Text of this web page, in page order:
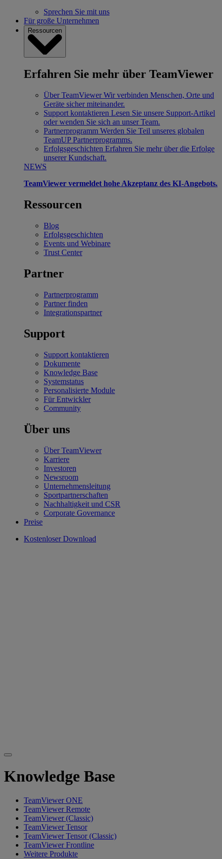
Sprechen Sie mit uns
Für große Unternehmen
Ressourcen
Erfahren Sie mehr über TeamViewer
Über TeamViewer Wir verbinden Menschen, Orte und
Geräte sicher miteinander.
Support kontaktieren Lesen Sie unsere Support-Artikel
oder wenden Sie sich an unser Team.
Partnerprogramm Werden Sie Teil unseres globalen
TeamUP Partnerprogramms.
Erfolgsgeschichten Erfahren Sie mehr über die Erfolge
unserer Kundschaft.
NEWS
TeamViewer vermeldet hohe Akzeptanz des KI-Angebots.
Ressourcen
Blog
Erfolgsgeschichten
Events und Webinare
Trust Center
Partner
Partnerprogramm
Partner finden
Integrationspartner
Support
Support kontaktieren
Dokumente
Knowledge Base
Systemstatus
Personalisierte Module
Für Entwickler
Community
Über uns
Über TeamViewer
Karriere
Investoren
Newsroom
Unternehmensleitung
Sportpartnerschaften
Nachhaltigkeit und CSR
Corporate Governance
Preise
Kostenloser Download
Knowledge Base
TeamViewer ONE
TeamViewer Remote
TeamViewer (Classic)
TeamViewer Tensor
TeamViewer Tensor (Classic)
TeamViewer Frontline
Weitere Produkte